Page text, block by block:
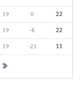
19 0 22
19 -6 22
19 -21 11